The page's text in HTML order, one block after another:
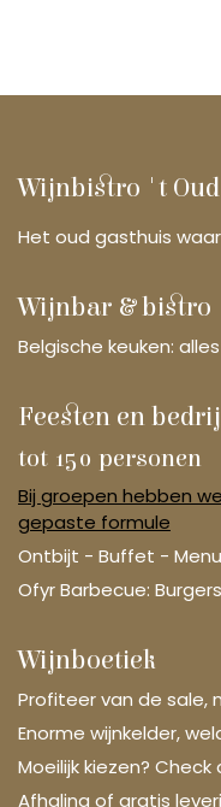
Wijnbistro 't
Het oud gasthuis
Wijnbar & bistro
Belgische keuken:
Feesten en
tot 150 personen
Bij groepen hebben
gepaste formule
Ontbijt - Buffet -
Ofyr Barbecue:
Wijnboetiek
Profiteer van de sale,
Enorme wijnkelder,
Moeilijk kiezen?
Afhaling of gratis